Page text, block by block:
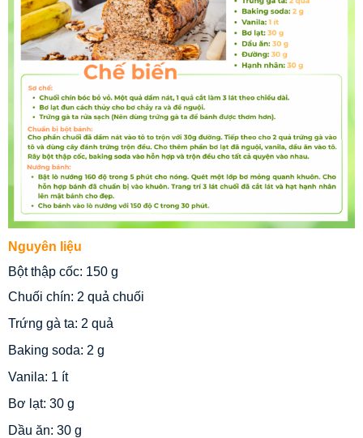
Nguyên liệu
Bột thập cốc: 150 g
Chuối chín: 2 quả chuối
Trứng gà ta: 2 quả
Baking soda: 2 g
Vanila: 1 ít
Bơ lạt: 30 g
Dầu ăn: 30 g